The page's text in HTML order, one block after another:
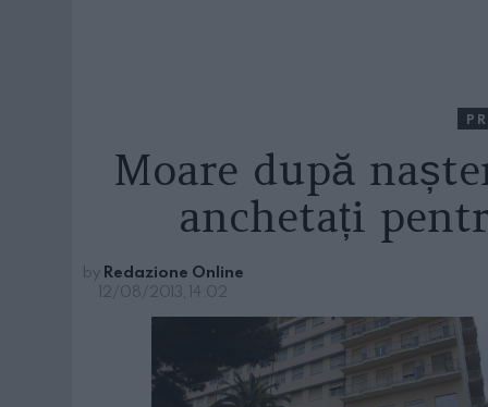
Moare după
anchetați
by Redazione Online
12/08/2013, 14:02